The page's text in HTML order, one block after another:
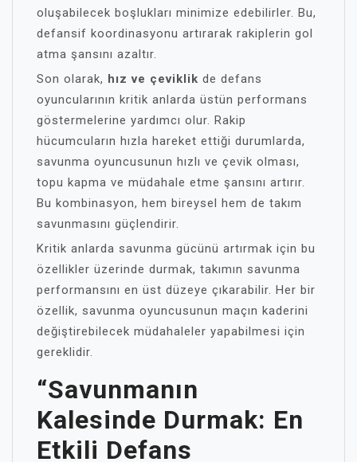
oluşabilecek boşlukları minimize edebilirler. Bu,
defansif koordinasyonu artırarak rakiplerin gol
atma şansını azaltır.
Son olarak, hız ve çeviklik de defans
oyuncularının kritik anlarda üstün performans
göstermelerine yardımcı olur. Rakip
hücumcuların hızla hareket ettiği durumlarda,
savunma oyuncusunun hızlı ve çevik olması,
topu kapma ve müdahale etme şansını artırır.
Bu kombinasyon, hem bireysel hem de takım
savunmasını güçlendirir.
Kritik anlarda savunma gücünü artırmak için bu
özellikler üzerinde durmak, takımın savunma
performansını en üst düzeye çıkarabilir. Her bir
özellik, savunma oyuncusunun maçın kaderini
değiştirebilecek müdahaleler yapabilmesi için
gereklidir.
“Savunmanın
Kalesinde Durmak: En
Etkili Defans